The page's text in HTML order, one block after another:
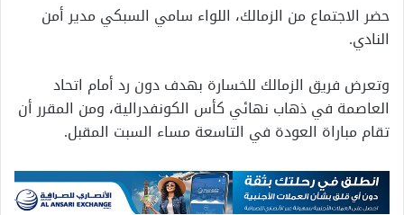
حضر الاجتماع من الزمالك، اللواء سامي السبكي مدير أمن
النادي.
وتعرض فريق الزمالك للخسارة بهدف دون رد أمام اتحاد
العاصمة في ذهاب نهائي كأس الكونفدرالية، ومن المقرر أن
تقام مباراة العودة في التاسعة مساء السبت المقبل.